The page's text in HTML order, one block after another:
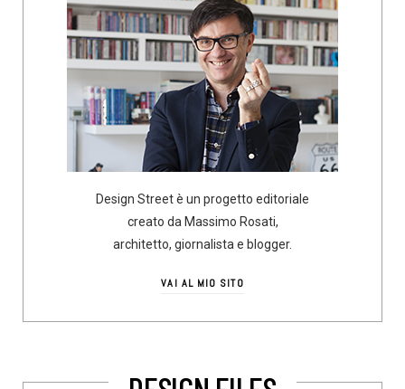
Design Street è un progetto editoriale
creato da Massimo Rosati,
architetto, giornalista e blogger.
VAI AL MIO SITO